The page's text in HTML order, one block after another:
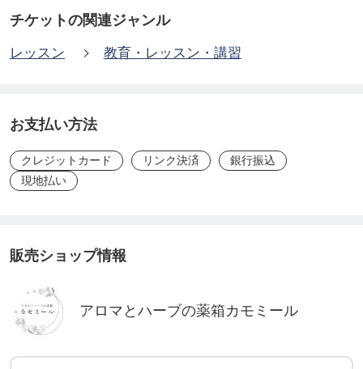
チケットの関連ジャンル
レッスン 教育・レッスン・講習
お支払い方法
クレジットカード リンク決済
銀行振込
現地払い
販売ショップ情報
アロマとハーブの薬箱カモミール